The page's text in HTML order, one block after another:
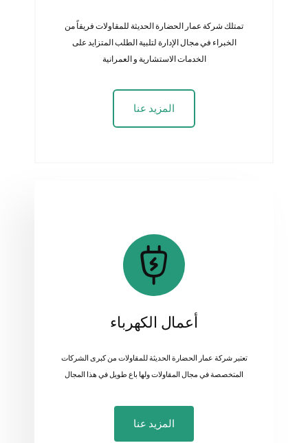
تمتلك شركة عمار الحضارة الحديثة للمقاولات فريقاً من
الخبراء في مجال الإدارة لتلبية الطلب المتزايد على
الخدمات الاستشارية و العمرانية
المزيد عنا
أعمال الكهرباء
تعتبر شركة عمار الحضارة الحديثة للمقاولات من كبرى الشركات
المتخصصة في مجال المقاولات ولها باع طويل في هذا المجال
المزيد عنا